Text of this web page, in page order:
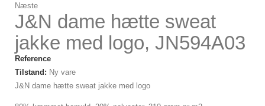
Næste
J&N dame hætte sweat
jakke med logo, JN594A03
Reference
Tilstand: Ny vare
J&N dame hætte sweat jakke med logo